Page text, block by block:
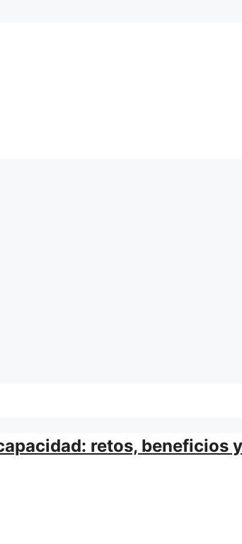
retos, beneficios